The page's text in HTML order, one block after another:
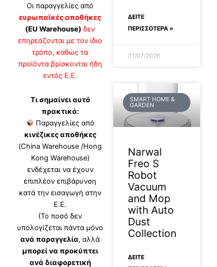
Οι παραγγελίες από
ευρωπαϊκές αποθήκες
(EU Warehouse) δεν
επηρεάζονται με τον ίδιο
τρόπο, καθώς τα
προϊόντα βρίσκονται ήδη
εντός Ε.Ε.
Τι σημαίνει αυτό
πρακτικά:
Παραγγελίες από
κινέζικες αποθήκες
(China Warehouse /Hong
Kong Warehouse)
ενδέχεται να έχουν
επιπλέον επιβάρυνση
κατά την εισαγωγή στην
Ε.Ε.
(Το ποσό δεν
υπολογίζεται πάντα μόνο
ανά παραγγελία, αλλά
μπορεί να προκύπτει
ανά διαφορετική
ΔΕΊΤΕ
ΠΕΡΙΣΣΟΤΕΡΑ »
31/07/2026
SMART HOME &
GARDEN
Narwal
Freo S
Robot
Vacuum
and Mop
with Auto
Dust
Collection
ΔΕΊΤΕ